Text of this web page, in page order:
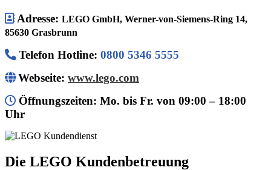
Adresse: LEGO GmbH, Werner-von-Siemens-Ring 14,
85630 Grasbrunn
Telefon Hotline: 0800 5346 5555
Webseite: www.lego.com
Öffnungszeiten: Mo. bis Fr. von 09:00 – 18:00
Uhr
Die LEGO Kundenbetreuung